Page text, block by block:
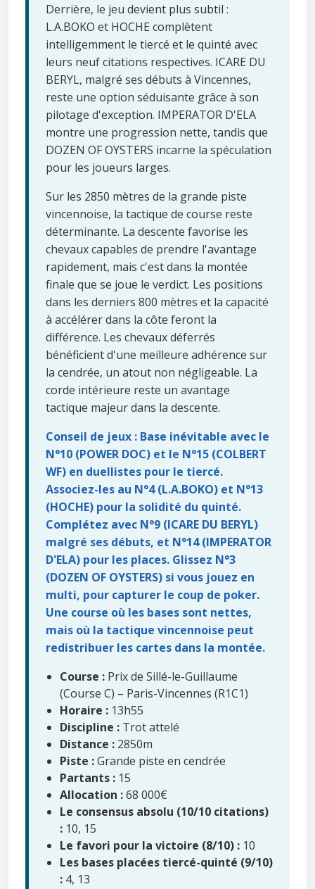
Derrière, le jeu devient plus subtil :
L.A.BOKO et HOCHE complètent
intelligemment le tiercé et le quinté avec
leurs neuf citations respectives. ICARE DU
BERYL, malgré ses débuts à Vincennes,
reste une option séduisante grâce à son
pilotage d'exception. IMPERATOR D'ELA
montre une progression nette, tandis que
DOZEN OF OYSTERS incarne la spéculation
pour les joueurs larges.
Sur les 2850 mètres de la grande piste
vincennoise, la tactique de course reste
déterminante. La descente favorise les
chevaux capables de prendre l'avantage
rapidement, mais c'est dans la montée
finale que se joue le verdict. Les positions
dans les derniers 800 mètres et la capacité
à accélérer dans la côte feront la
différence. Les chevaux déferrés
bénéficient d'une meilleure adhérence sur
la cendrée, un atout non négligeable. La
corde intérieure reste un avantage
tactique majeur dans la descente.
Conseil de jeux : Base inévitable avec le
N°10 (POWER DOC) et le N°15 (COLBERT
WF) en duellistes pour le tiercé.
Associez-les au N°4 (L.A.BOKO) et N°13
(HOCHE) pour la solidité du quinté.
Complétez avec N°9 (ICARE DU BERYL)
malgré ses débuts, et N°14 (IMPERATOR
D'ELA) pour les places. Glissez N°3
(DOZEN OF OYSTERS) si vous jouez en
multi, pour capturer le coup de poker.
Une course où les bases sont nettes,
mais où la tactique vincennoise peut
redistribuer les cartes dans la montée.
Course : Prix de Sillé-le-Guillaume
(Course C) – Paris-Vincennes (R1C1)
Horaire : 13h55
Discipline : Trot attelé
Distance : 2850m
Piste :Grande piste en cendrée
Partants : 15
Allocation :68 000€
Le consensus absolu (10/10 citations)
: 10, 15
Le favori pour la victoire (8/10) : 10
Les bases placées tiercé-quinté (9/10)
: 4, 13